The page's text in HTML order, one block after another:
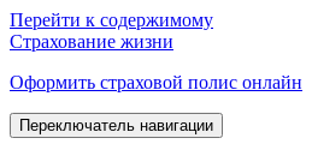
Перейти к содержимому
Страхование жизни
Оформить страховой полис онлайн
Переключатель навигации